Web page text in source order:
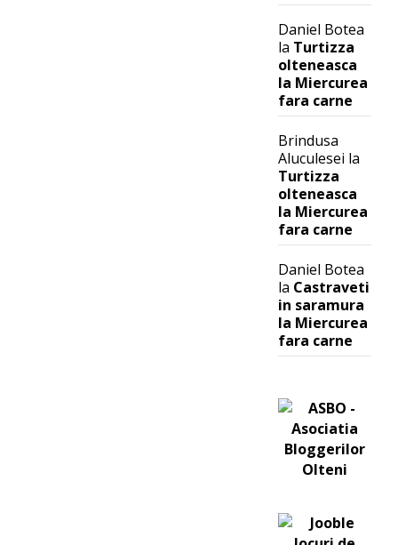
Daniel Botea
la Turtizza
olteneasca
la Miercurea
fara carne
Brindusa
Aluculesei la
Turtizza
olteneasca
la Miercurea
fara carne
Daniel Botea
la Castraveti
in saramura
la Miercurea
fara carne